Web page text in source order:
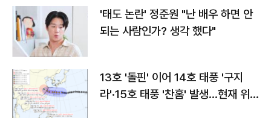
'태도 논란' 정준원 "난 배우 하면 안
되는 사람인가? 생각 했다"
13호 '돌핀' 이어 14호 태풍 '구지
라'·15호 태풍 '찬홈' 발생…현재 위